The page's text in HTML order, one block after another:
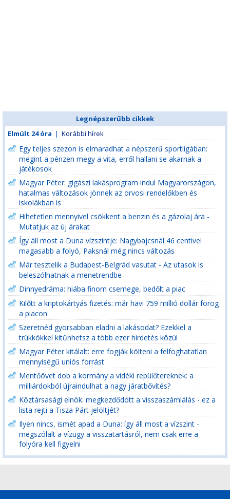
Legnépszerűbb cikkek
Elmúlt 24 óra | Korábbi hírek
Egy teljes szezon is elmaradhat a népszerű sportligában:
megint a pénzen megy a vita, erről hallani se akarnak a
játékosok
Magyar Péter: gigászi lakásprogram indul Magyarországon,
hatalmas változások jönnek az orvosi rendelőkben és
iskolákban is
Hihetetlen mennyivel csökkent a benzin és a gázolaj ára -
Mutatjuk az új árakat
Így áll most a Duna vízszintje: Nagybajcsnál 46 centivel
magasabb a folyó, Paksnál még nincs változás
Már tesztelik a Budapest-Belgrád vasutat - Az utasok is
beleszólhatnak a menetrendbe
Dinnyedráma: hiába finom csemege, bedőlt a piac
Kilőtt a kriptokártyás fizetés: már havi 759 millió dollár forog
a piacon
Szeretnéd gyorsabban eladni a lakásodat? Ezekkel a
trükkökkel kitűnhetsz a több ezer hirdetés közül
Magyar Péter kitálalt: erre fogják költeni a felfoghatatlan
mennyiségű uniós forrást
Mentőövet dob a kormány a vidéki repülőtereknek: a
milliárdokból újraindulhat a nagy járatbővítés?
Köztársasági elnök: megkezdődött a visszaszámlálás - ez a
lista rejti a Tisza Párt jelöltjét?
Ilyen nincs, ismét apad a Duna: így áll most a vízszint -
megszólalt a vízügy a visszatartásról, nem csak erre a
folyóra kell figyelni